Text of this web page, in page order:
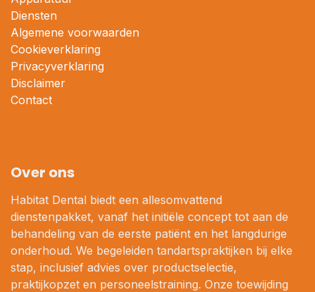
Diensten
Algemene voorwaarden
Cookieverklaring
Privacyverklaring
Disclaimer
Contact
Over ons
Habitat Dental biedt een allesomvattend
dienstenpakket, vanaf het initiële concept tot aan de
behandeling van de eerste patiënt en het langdurige
onderhoud. We begeleiden tandartspraktijken bij elke
stap, inclusief advies over productselectie,
praktijkopzet en personeelstraining. Onze toewijding